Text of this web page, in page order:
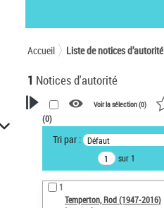
Accueil Liste de notices d’autorité
1 Notices d'autorité
VOTRE RECHERCHE
Recherche avancée dans les
notices d’autorité
Œuvres liées à l'auteur :
Temperton, Rod (1947-2016)
Voir la sélection (0)
(0)
Tri par : Défaut
sur 1
1
Temperton, Rod (1947-2016)